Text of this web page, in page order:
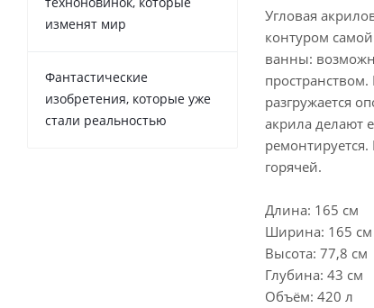
Угловая
контуром
ванны:
разгружается
акрила делают
горячей.
Длина: 165 см
Ширина: 165 см
Высота: 77,8 см
Глубина: 43 см
Объём: 420 л
изменят мир
Фантастические
изобретения, которые уже
стали реальностью